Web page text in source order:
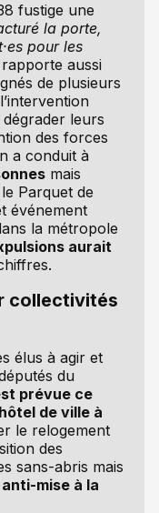
fustige une
la porte,
pour les
rapporte aussi
de plusieurs
leurs
des forces
a conduit à
mais
Parquet de
événement
la métropole
aurait
collectivités
élus à agir et
du
prévue ce
de ville à
le relogement
des
sans-abris mais
mise à la